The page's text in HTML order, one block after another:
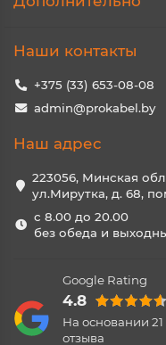
Наши контакты
+375 (33) 653-08-08
admin@prokabel.by
Наш адрес
223056, Минская
ул.Мирутка, д. 68,
с 8.00 до 20.00
без обеда и
Google Rating
4.8
На основании 21
отзыва